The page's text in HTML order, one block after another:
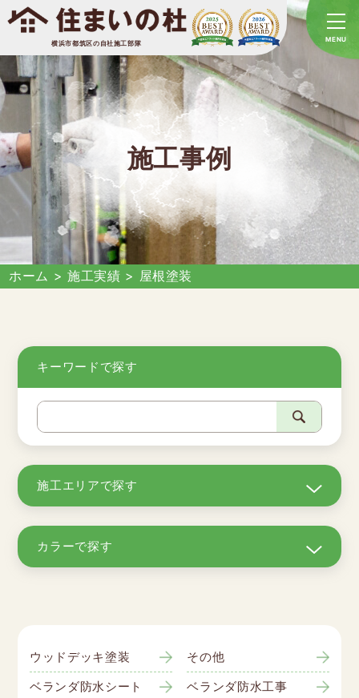
横浜市都筑区の自社施工部隊
施工事例
ホーム >施工実績 > 屋根塗装
キーワードで探す
施工エリアで探す
カラーで探す
ウッドデッキ塗装
その他
ベランダ防水シート
ベランダ防水工事